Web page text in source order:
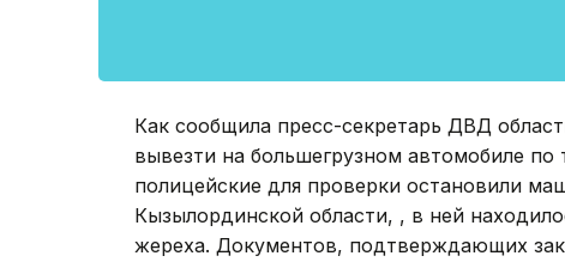
Как сообщила пресс-секретарь ДВД
вывезти на большегрузном автомобиле
полицейские для проверки остановили
Кызылординской области, , в ней
жереха. Документов, подтверждающих